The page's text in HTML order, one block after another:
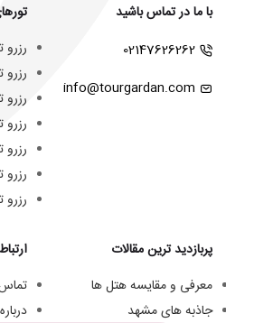
با ما در تماس باشید
02147626262
info@tourgardan.com
رزرو
رزرو
رزرو
رزرو
پربازدید ترین مقالات
معرفی و مقایسه هتل ها
جاذبه های مشهد